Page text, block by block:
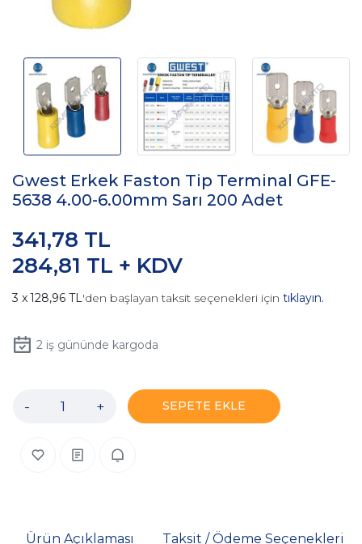
Gwest Erkek Faston Tip Terminal GFE-
5638 4.00-6.00mm Sarı 200 Adet
284,81 TL + KDV
341,78 TL
128,96 TL'den başlayan taksit seçenekleri için tıklayın.
2iş gününde kargoda
- + SEPETE EKLE
Ürün Açıklaması Taksit / Ödeme Seçenekleri